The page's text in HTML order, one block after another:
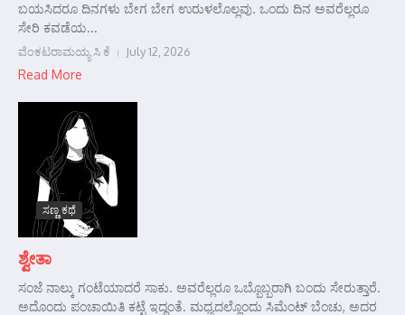
ಬಯಸಿದರೂ ದಿನಗಳು ಬೇಗ ಬೇಗ ಉರುಳಲೊಲ್ಲವು. ಒಂದು ದಿನ ಅವರೆಲ್ಲರೂ
ಸೇರಿ ಕವಡೆಯ...
ವೆಂಕಟರಾಮಯ್ಯ ಸಿ ಕೆ July 12, 2026
Read More
ಸಣ್ಣ ಕಥೆ
ಶ್ವೇತಾ
ಸಂಜೆ ನಾಲ್ಕು ಗಂಟೆಯಾದರೆ ಸಾಕು. ಅವರೆಲ್ಲರೂ ಒಬ್ಬೊಬ್ಬರಾಗಿ ಬಂದು ಸೇರುತ್ತಾರೆ.
ಅದೊಂದು ಪಂಚಾಯಿತಿ ಕಟ್ಟೆ ಇದ್ದಂತೆ. ಮಧ್ಯದಲ್ಲೊಂದು ಸಿಮೆಂಟ್ ಬೆಂಚು, ಅದರ